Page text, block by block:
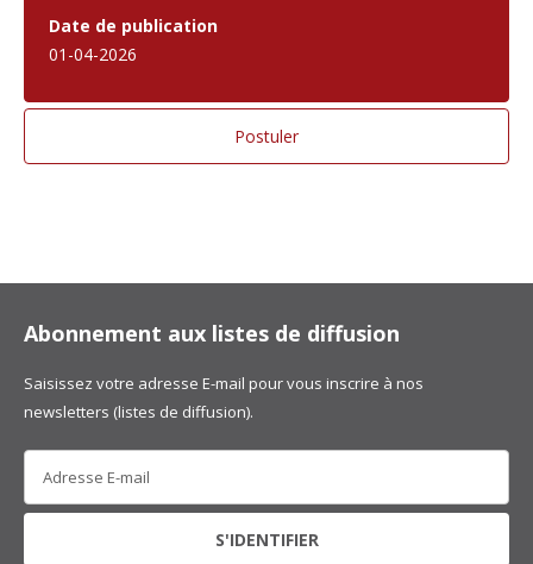
Date de publication
01-04-2026
Abonnement aux listes de diffusion
Saisissez votre adresse E-mail pour vous inscrire à nos
newsletters (listes de diffusion).